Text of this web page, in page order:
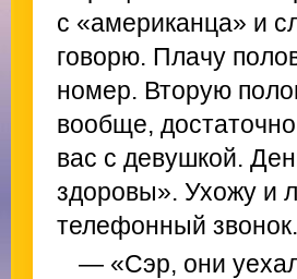
с «американца» и
говорю. Плачу
номер. Вторую
вообще,
вас с девушкой.
здоровы». Ухожу и
телефонный
— «Сэр, они